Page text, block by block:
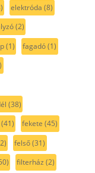
elektróda (8)
(2)
(1) fagadó(1)
(38)
fekete (45)
felső(31)
filterház (2)